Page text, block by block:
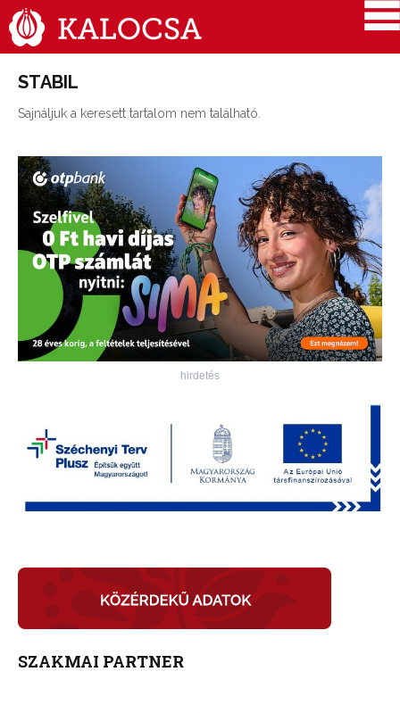
STABIL
Sajnáljuk a keresett tartalom nem található.
hirdetés
SZAKMAI PARTNER